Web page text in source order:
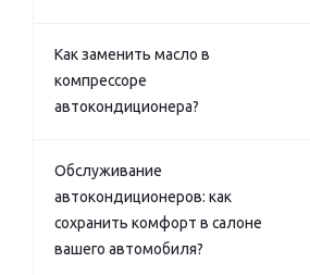
Как заменить масло в
компрессоре
автокондиционера?
Обслуживание
автокондиционеров: как
сохранить комфорт в салоне
вашего автомобиля?